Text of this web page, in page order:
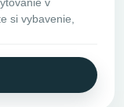
v
si vybavenie,